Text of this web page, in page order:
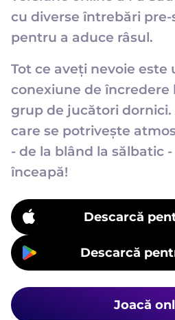
cu diverse întrebări
pentru a aduce râsul.
Tot ce aveți nevoie este
conexiune de încredere
grup de jucători dornici.
care se potrivește
- de la blând la sălbatic
înceapă!
Descarcă
Descarcă
Joacă